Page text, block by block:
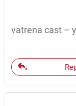
vatrena cast –